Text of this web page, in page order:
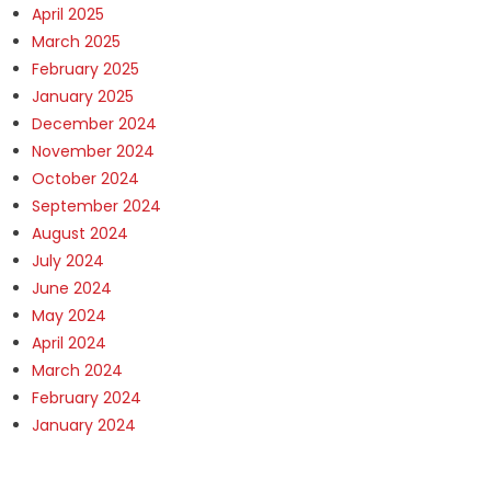
April 2025
March 2025
February 2025
January 2025
December 2024
November 2024
October 2024
September 2024
August 2024
July 2024
June 2024
May 2024
April 2024
March 2024
February 2024
January 2024